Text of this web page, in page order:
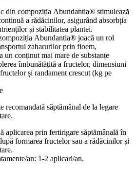
din compoziția Abundantia® stimulează
a rădăcinilor, asigurând absorbția
și stabilitatea plantei.
Abundantia® joacă un rol
zaharurilor prin floem,
un conținut mai mare de substanțe
îmbunătățită a fructelor, dimensiuni
și randament crescut (kg pe
recomandată săptămânal de la legare
aplicarea prin fertirigare săptămânală în
formarea fructelor sau a rădăcinilor și
an: 1-2 aplicari/an.